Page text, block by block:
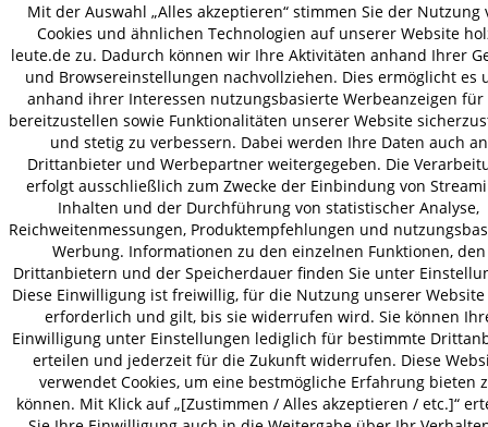
Mit der Auswahl „Alles akzeptieren“ stimmen Sie der Nutzung
Cookies und ähnlichen Technologien auf unserer Website
leute.de zu. Dadurch können wir Ihre Aktivitäten anhand Ihrer
und Browsereinstellungen nachvollziehen. Dies ermöglicht es
anhand ihrer Interessen nutzungsbasierte Werbeanzeigen für
bereitzustellen sowie Funktionalitäten unserer Website
und stetig zu verbessern. Dabei werden Ihre Daten auch an
Drittanbieter und Werbepartner weitergegeben. Die
erfolgt ausschließlich zum Zwecke der Einbindung von
Inhalten und der Durchführung von statistischer Analyse,
Reichweitenmessungen, Produktempfehlungen und
Werbung. Informationen zu den einzelnen Funktionen, den
Drittanbietern und der Speicherdauer finden Sie unter
Diese Einwilligung ist freiwillig, für die Nutzung unserer
erforderlich und gilt, bis sie widerrufen wird. Sie können
Einwilligung unter Einstellungen lediglich für bestimmte
erteilen und jederzeit für die Zukunft widerrufen. Diese
verwendet Cookies, um eine bestmögliche Erfahrung bieten
können. Mit Klick auf „[Zustimmen / Alles akzeptieren / etc.]“